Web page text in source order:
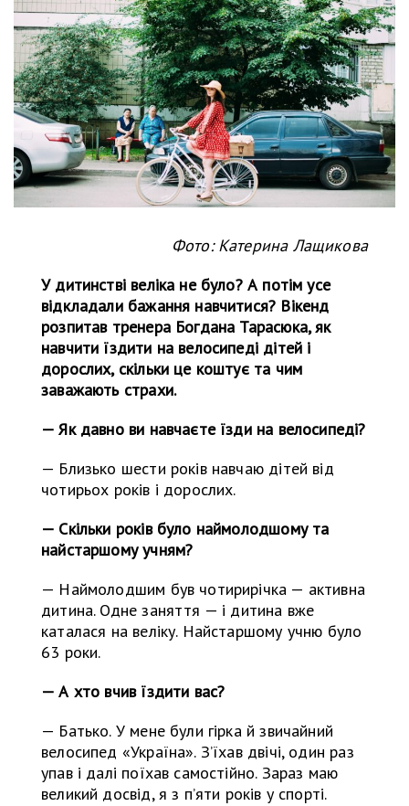
Фото: Катерина Лащикова
У дитинстві веліка не було? А потім усе
відкладали бажання навчитися? Вікенд
розпитав тренера Богдана Тарасюка, як
навчити їздити на велосипеді дітей і
дорослих, скільки це коштує та чим
заважають страхи.
— Як давно ви навчаєте їзди на велосипеді?
— Близько шести років навчаю дітей від
чотирьох років і дорослих.
— Скільки років було наймолодшому та
найстаршому учням?
— Наймолодшим був чотирирічка — активна
дитина. Одне заняття — і дитина вже
каталася на веліку. Найстаршому учню було
63 роки.
— А хто вчив їздити вас?
— Батько. У мене були гірка й звичайний
велосипед «Україна». З’їхав двічі, один раз
упав і далі поїхав самостійно. Зараз маю
великий досвід, я з п’яти років у спорті.